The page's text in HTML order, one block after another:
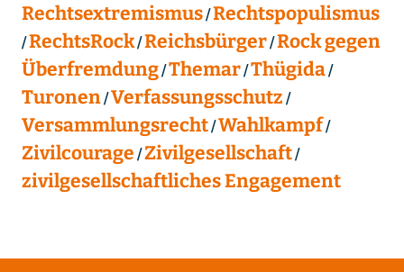
Rechtsextremismus Rechtspopulismus
RechtsRock Reichsbürger Rock gegen
Überfremdung Themar Thügida
Turonen Verfassungsschutz
Versammlungsrecht Wahlkampf
Zivilcourage Zivilgesellschaft
zivilgesellschaftliches Engagement